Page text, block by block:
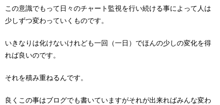
この意識でもって日々のチャート監視を行い続ける事によって人は
少しずつ変わっていくものです。
いきなりは化けないけれども一回（一日）でほんの少しの変化を得
れば良いのです。
それを積み重ねるんです。
良くこの事はブログでも書いていますがそれが出来ればみんな変わ